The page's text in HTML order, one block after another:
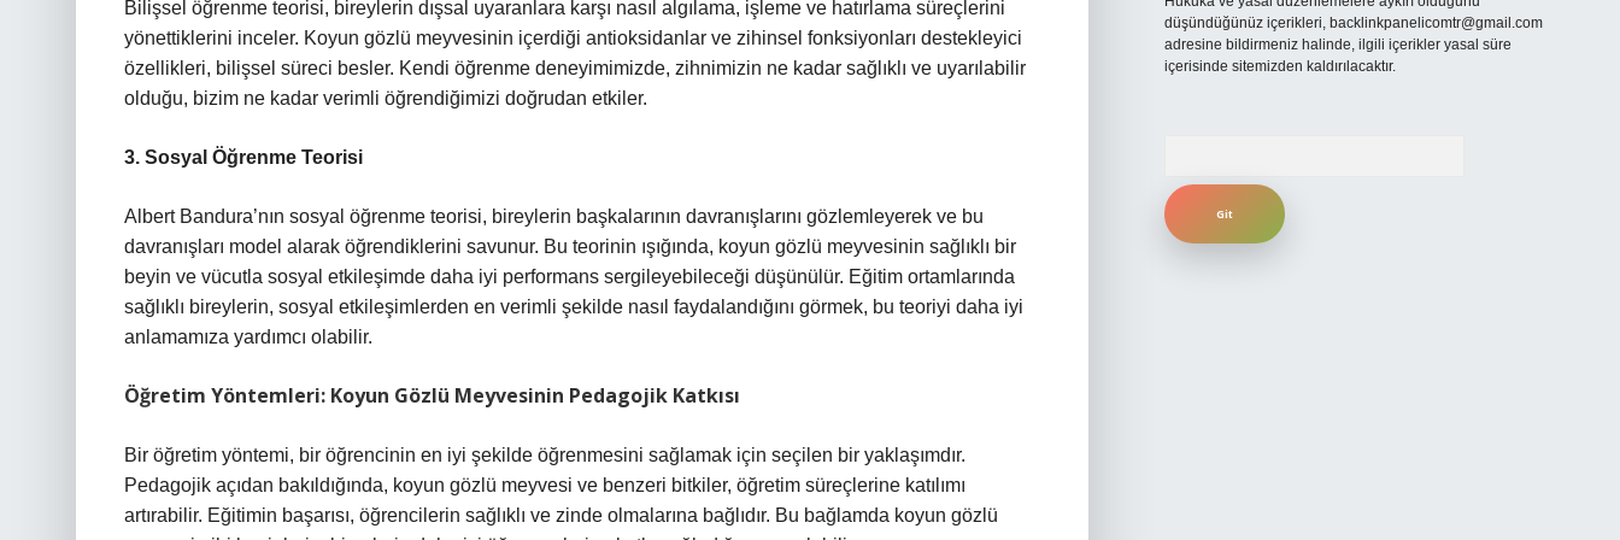
Bilişsel öğrenme teorisi, bireylerin dışsal uyaranlara karşı nasıl algılama, işleme ve hatırlama süreçlerini
yönettiklerini inceler. Koyun gözlü meyvesinin içerdiği antioksidanlar ve zihinsel fonksiyonları destekleyici
özellikleri, bilişsel süreci besler. Kendi öğrenme deneyimimizde, zihnimizin ne kadar sağlıklı ve uyarılabilir
olduğu, bizim ne kadar verimli öğrendiğimizi doğrudan etkiler.
3. Sosyal Öğrenme Teorisi
Albert Bandura’nın sosyal öğrenme teorisi, bireylerin başkalarının davranışlarını gözlemleyerek ve bu
davranışları model alarak öğrendiklerini savunur. Bu teorinin ışığında, koyun gözlü meyvesinin sağlıklı bir
beyin ve vücutla sosyal etkileşimde daha iyi performans sergileyebileceği düşünülür. Eğitim ortamlarında
sağlıklı bireylerin, sosyal etkileşimlerden en verimli şekilde nasıl faydalandığını görmek, bu teoriyi daha iyi
anlamamıza yardımcı olabilir.
Öğretim Yöntemleri: Koyun Gözlü Meyvesinin Pedagojik Katkısı
Bir öğretim yöntemi, bir öğrencinin en iyi şekilde öğrenmesini sağlamak için seçilen bir yaklaşımdır.
Pedagojik açıdan bakıldığında, koyun gözlü meyvesi ve benzeri bitkiler, öğretim süreçlerine katılımı
artırabilir. Eğitimin başarısı, öğrencilerin sağlıklı ve zinde olmalarına bağlıdır. Bu bağlamda koyun gözlü
düşündüğünüz içerikleri, backlinkpanelicomtr@gmail.com
adresine bildirmeniz halinde, ilgili içerikler yasal süre
içerisinde sitemizden kaldırılacaktır.